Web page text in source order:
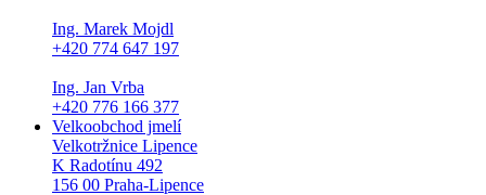
Ing. Marek Mojdl
+420 774 647 197
Ing. Jan Vrba
+420 776 166 377
Velkoobchod jmelí
Velkotržnice Lipence
K Radotínu 492
156 00 Praha-Lipence